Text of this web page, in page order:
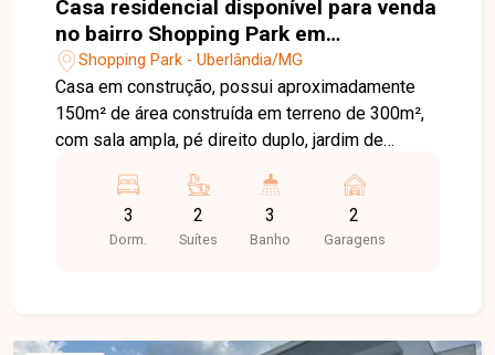
Casa residencial disponível para venda
no bairro Shopping Park em
Uberlândia-MG.
Shopping Park - Uberlândia/MG
Casa em construção, possui aproximadamente
150m² de área construída em terreno de 300m²,
com sala ampla, pé direito duplo, jardim de
social, cozinha americana, área gourmet com
churrasqueira, piscina e 2 vagas de garagem
coberta.
3
Dorm.
2
Suítes
3
Banho
2
Garagens